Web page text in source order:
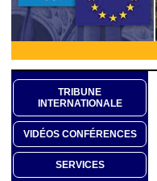
TRIBUNE
INTERNATIONALE
VIDÉOS CONFÉRENCES
SERVICES